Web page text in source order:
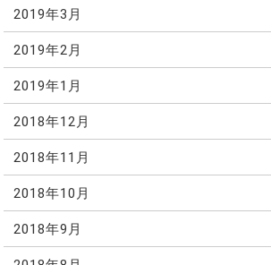
2019年3月
2019年2月
2019年1月
2018年12月
2018年11月
2018年10月
2018年9月